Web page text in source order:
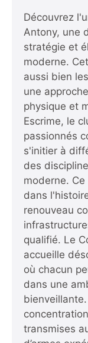
Découvrez
Antony, une
stratégie et
moderne.
aussi bien
une
physique et
Escrime, le
passionnés
s'initier à
des
moderne.
dans
renouveau
qualifié. Le
accueille
où chacun
dans une
transmises